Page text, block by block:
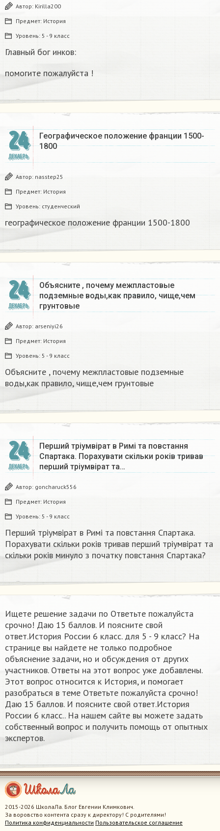
Автор: Kirilla200
Предмет: История
Уровень: 5 - 9 класс
Главный бог инков:
помогите пожалуйста !
24
ДЕКАБРЬ
Географическое положение франции 1500-
1800​
Автор: nasstep25
Предмет: История
Уровень: студенческий
географическое положение франции 1500-1800​
24
ДЕКАБРЬ
Объясните , почему межпластовые
подземные воды,как правило, чище,чем
грунтовые​
Автор: arseniyi26
Предмет: История
Уровень: 5 - 9 класс
Объясните , почему межпластовые подземные
воды,как правило, чище,чем грунтовые​
24
ДЕКАБРЬ
Перший тріумвірат в Римі та повстання
Спартака. Порахувати скільки років тривав
перший тріумвірат та…
Автор: goncharuck556
Предмет: История
Уровень: 5 - 9 класс
Перший тріумвірат в Римі та повстання Спартака.
Порахувати скільки років тривав перший тріумвірат та
скільки років минуло з початку повстання Спартака?
Ищете решение задачи по Ответьте пожалуйста
срочно! Даю 15 баллов. И поясните свой
ответ.История России 6 класс. для 5 - 9 класс? На
странице вы найдете не только подробное
объяснение задачи, но и обсуждения от других
участников. Ответы на этот вопрос уже добавлены.
Этот вопрос относится к История, и помогает
разобраться в теме Ответьте пожалуйста срочно!
Даю 15 баллов. И поясните свой ответ.История
России 6 класс.. На нашем сайте вы можете задать
собственный вопрос и получить помощь от опытных
экспертов.
2015-2026 ШколаЛа. Блог Евгении Климкович.
За воровство контента сразу к директору! С родителями!
Политика конфиденциальности Пользовательское соглашение